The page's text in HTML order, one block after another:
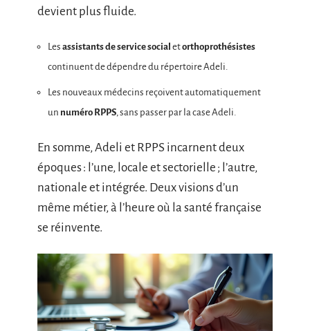
devient plus fluide.
Les assistants de service social etorthoprothésistes
continuent de dépendre du répertoire Adeli.
Les nouveaux médecins reçoivent automatiquement
un numéro RPPS, sans passer par la case Adeli.
En somme, Adeli et RPPS incarnent deux
époques : l’une, locale et sectorielle ; l’autre,
nationale et intégrée. Deux visions d’un
même métier, à l’heure où la santé française
se réinvente.